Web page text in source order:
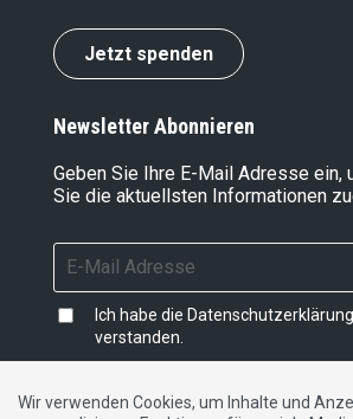
Jetzt spenden
Newsletter Abonnieren
Geben Sie Ihre E-Mail Adresse ein,
Sie die aktuellsten Informationen
Ich habe die Datenschutzerklärung
verstanden.
Wir verwenden Cookies, um Inhalte und